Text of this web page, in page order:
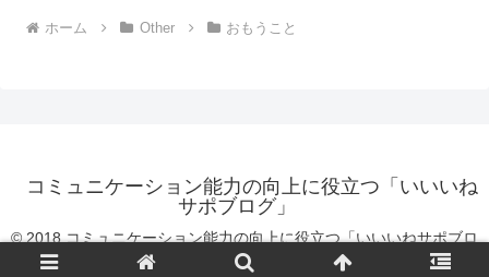
ホーム Other おもうこと
コミュニケーション能力の向上に役立つ「いいいね
サポブログ」
© 2018 コミュニケーション能力の向上に役立つ「いいいねサポブロ
グ」.